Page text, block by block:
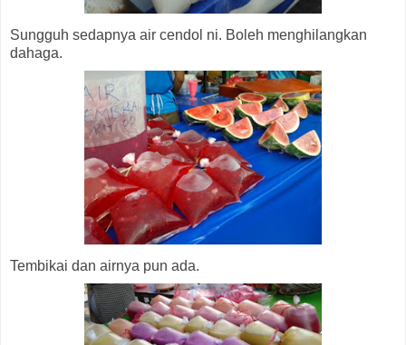
Sungguh sedapnya air cendol ni. Boleh menghilangkan
dahaga.
Tembikai dan airnya pun ada.